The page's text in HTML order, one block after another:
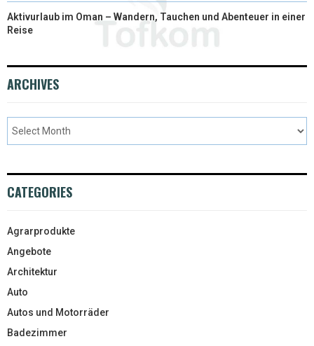
Aktivurlaub im Oman – Wandern, Tauchen und Abenteuer in einer
Reise
ARCHIVES
CATEGORIES
Agrarprodukte
Angebote
Architektur
Auto
Autos und Motorräder
Badezimmer